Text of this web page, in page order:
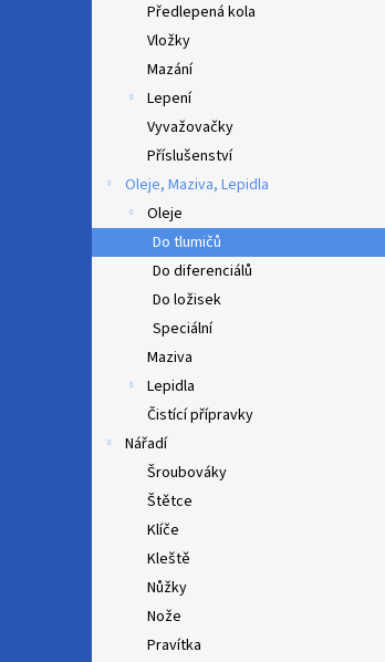
Předlepená kola
Vložky
Mazání
Lepení
Vyvažovačky
Příslušenství
Oleje, Maziva, Lepidla
Oleje
Do tlumičů
Do diferenciálů
Do ložisek
Speciální
Maziva
Lepidla
Čistící přípravky
Nářadí
Šroubováky
Štětce
Klíče
Kleště
Nůžky
Nože
Pravítka